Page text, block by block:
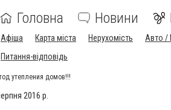
Головна Новини
Афіша Карта міста Нерухомість Авто /
Питання-відповідь
утепления домов!!!
2016 р.